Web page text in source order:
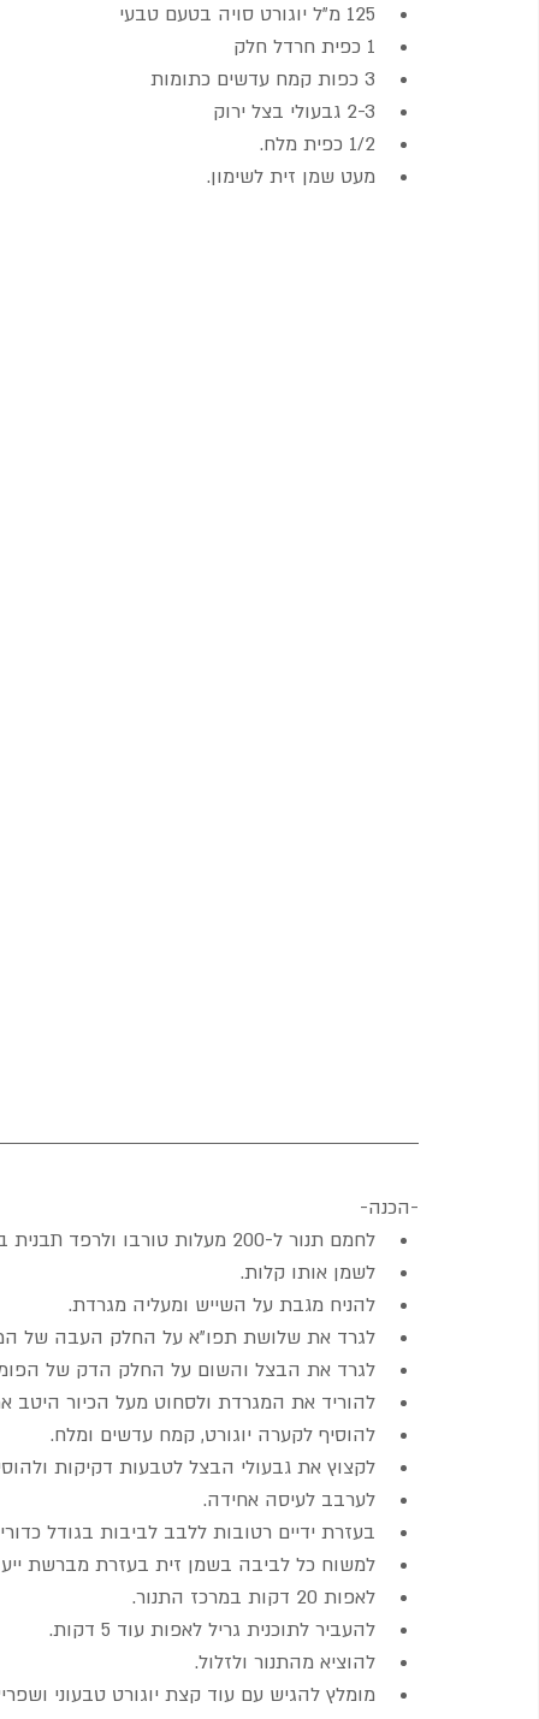
125 מ"ל יוגורט סויה בטעם טבעי
1 כפית חרדל חלק
3 כפות קמח עדשים כתומות
2-3 גבעולי בצל ירוק
1/2 כפית מלח.
מעט שמן זית לשימון.
-הכנה-
לחמם תנור ל-200 מעלות טורבו ולרפד תבנית בנייר אפייה.
לשמן אותו קלות.
להניח מגבת על השייש ומעליה מגרדת.
לגרד את שלושת תפו"א על החלק העבה של
לגרד את הבצל והשום על החלק הדק של
להוריד את המגרדת ולסחוט מעל הכיור היטב
להוסיף לקערה יוגורט, קמח עדשים ומלח.
לקצוץ את גבעולי הבצל לטבעות דקיקות
לערבב לעיסה אחידה.
בעזרת ידיים רטובות ללבב לביבות בגודל
למשוח כל לביבה בשמן זית בעזרת מברשת
לאפות 20 דקות במרכז התנור.
להעביר לתוכנית גריל לאפות עוד 5 דקות.
להוציא מהתנור ולזלול.
מומלץ להגיש עם עוד קצת יוגורט טבעוני